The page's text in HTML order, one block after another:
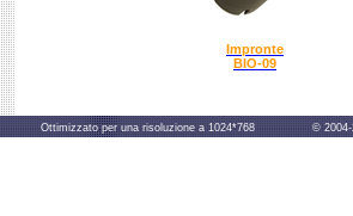
Impronte
BIO-09
Ottimizzato per una risoluzione a 1024*768 © 2004-